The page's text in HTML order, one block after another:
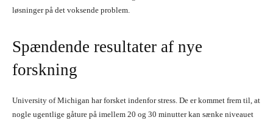
løsninger på det voksende problem.
Spændende resultater af nye
forskning
University of Michigan har forsket indenfor stress. De er kommet frem til, at
nogle ugentlige gåture på imellem 20 og 30 minutter kan sænke niveauet